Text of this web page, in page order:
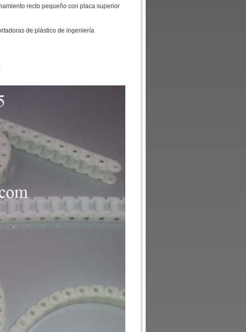
recto pequeño con placa superior
de plástico de ingeniería